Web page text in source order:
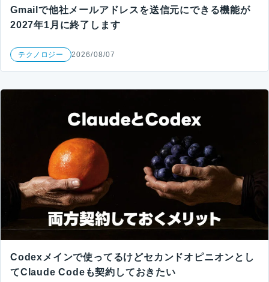
Gmailで他社メールアドレスを送信元にできる機能が
2027年1月に終了します
テクノロジー 2026/08/07
Codexメインで使ってるけどセカンドオピニオンとし
てClaude Codeも契約しておきたい